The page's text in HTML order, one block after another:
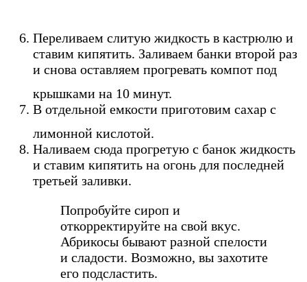
Переливаем слитую жидкость в кастрюлю и
ставим кипятить. Заливаем банки второй раз
и снова оставляем прогревать компот под
крышками на 10 минут.
В отдельной емкости приготовим сахар с
лимонной кислотой.
Наливаем сюда прогретую с банок жидкость
и ставим кипятить на огонь для последней
третьей заливки.
Попробуйте сироп и
откорректируйте на свой вкус.
Абрикосы бывают разной спелости
и сладости. Возможно, вы захотите
его подсластить.